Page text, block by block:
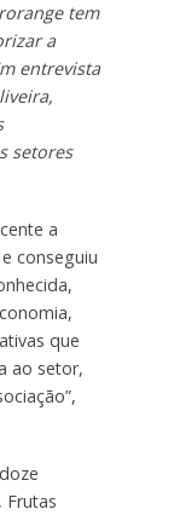
tem
a
entrevista
setores
a
e conseguiu
que
ao setor,
Frutas